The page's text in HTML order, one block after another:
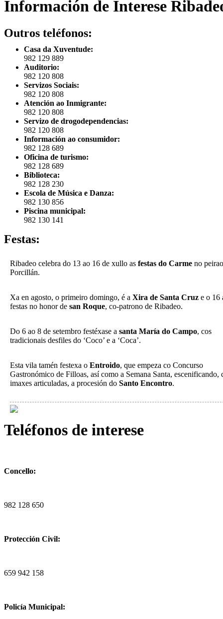
Información de Interese
Outros teléfonos:
Casa da Xuventude:
982 129 889
Auditorio:
982 120 808
Servizos Sociais:
982 120 808
Atención ao Inmigrante:
982 120 808
Servizo de drogodependencias:
982 120 808
Información ao consumidor:
982 128 689
Oficina de turismo:
982 128 689
Biblioteca:
982 128 230
Escola de Música e Danza:
982 130 856
Piscina municipal:
982 130 141
Festas:
Ribadeo celebra do 13 ao 16 de xullo as festas do Carme no
Porcillán.
Xa en agosto, o primeiro domingo, é a Xira de Santa Cruz e o 16
festas no honor de san Roque, co-patrono de Ribadeo.
Do 6 ao 8 de setembro festéxase a santa María do Campo, cos
tradicionais desfiles do ‘Coco’ e a ‘Coca’.
Esta vila tamén festexa o Entroido, que empeza co Concurso
Gastronómico de Filloas, así como a Semana Santa, escenificando,
imaxes articuladas, a procesión do Santo Encontro.
Teléfonos de interese
Concello:
982 128 650
Protección Civil:
659 942 158
Policía Municipal: